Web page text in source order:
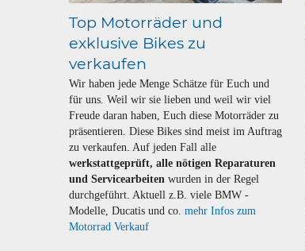
Top Motorräder und
exklusive Bikes zu
verkaufen
Wir haben jede Menge Schätze für Euch und
für uns. Weil wir sie lieben und weil wir viel
Freude daran haben, Euch diese Motorräder zu
präsentieren. Diese Bikes sind meist im Auftrag
zu verkaufen. Auf jeden Fall alle
werkstattgeprüft, alle nötigen Reparaturen
und Servicearbeiten wurden in der Regel
durchgeführt. Aktuell z.B. viele BMW -
Modelle, Ducatis und co. mehr Infos zum
Motorrad Verkauf